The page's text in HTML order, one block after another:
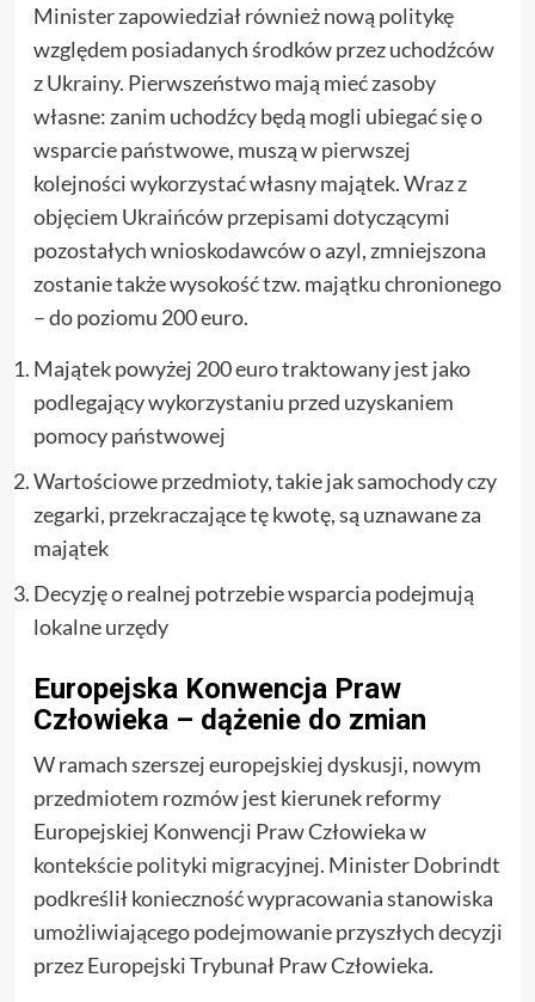
Minister zapowiedział również nową politykę
względem posiadanych środków przez uchodźców
z Ukrainy. Pierwszeństwo mają mieć zasoby
własne: zanim uchodźcy będą mogli ubiegać się o
wsparcie państwowe, muszą w pierwszej
kolejności wykorzystać własny majątek. Wraz z
objęciem Ukraińców przepisami dotyczącymi
pozostałych wnioskodawców o azyl, zmniejszona
zostanie także wysokość tzw. majątku chronionego
– do poziomu 200 euro.
Majątek powyżej 200 euro traktowany jest jako
podlegający wykorzystaniu przed uzyskaniem
pomocy państwowej
Wartościowe przedmioty, takie jak samochody czy
zegarki, przekraczające tę kwotę, są uznawane za
majątek
Decyzję o realnej potrzebie wsparcia podejmują
lokalne urzędy
Europejska Konwencja Praw
Człowieka – dążenie do zmian
W ramach szerszej europejskiej dyskusji, nowym
przedmiotem rozmów jest kierunek reformy
Europejskiej Konwencji Praw Człowieka w
kontekście polityki migracyjnej. Minister Dobrindt
podkreślił konieczność wypracowania stanowiska
umożliwiającego podejmowanie przyszłych decyzji
przez Europejski Trybunał Praw Człowieka.